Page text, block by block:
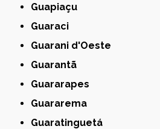
Guapiaçu
Guaraci
Guarani d'Oeste
Guarantã
Guararapes
Guararema
Guaratinguetá